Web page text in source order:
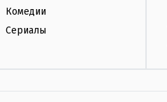
Комедии
Сериалы